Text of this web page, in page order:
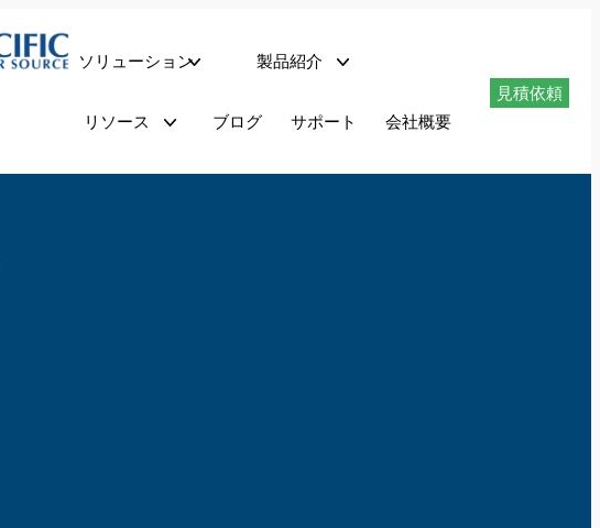
ソリューション 製品紹介
リソース ブログ サポート 会社概要
見積依頼